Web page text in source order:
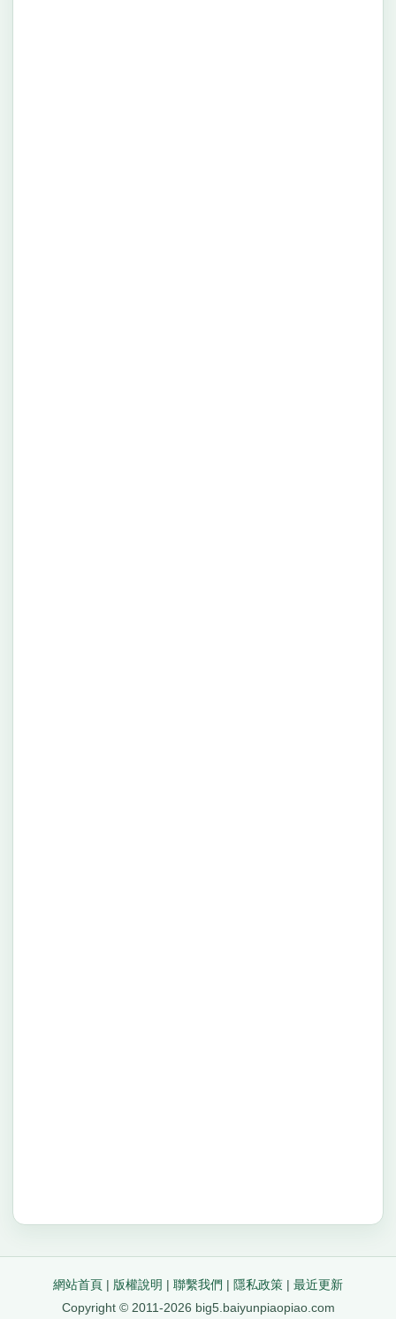
網站首頁 | 版權說明 | 聯繫我們 | 隱私政策 | 最近更新
Copyright © 2011-2026 big5.baiyunpiaopiao.com